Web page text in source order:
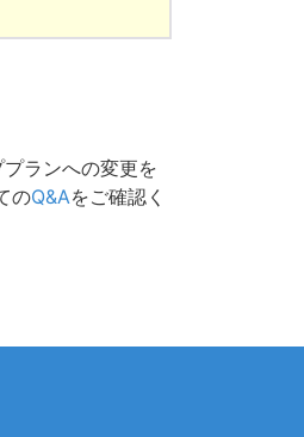
ランへの変更を
のQ&Aをご確認く